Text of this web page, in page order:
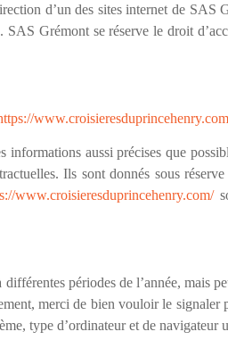
d’un des sites internet de SAS
Grémont se réserve le droit
informations aussi précises que
Ils sont donnés sous
www.croisieresduprincehenry.com/
périodes de l’année, mais
merci de bien vouloir le signaler
type d’ordinateur et de